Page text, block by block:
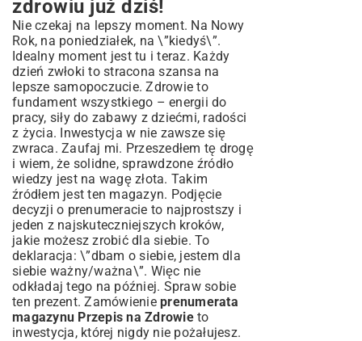
zdrowiu już dziś!
Nie czekaj na lepszy moment. Na Nowy
Rok, na poniedziałek, na \”kiedyś\”.
Idealny moment jest tu i teraz. Każdy
dzień zwłoki to stracona szansa na
lepsze samopoczucie. Zdrowie to
fundament wszystkiego – energii do
pracy, siły do zabawy z dziećmi, radości
z życia. Inwestycja w nie zawsze się
zwraca. Zaufaj mi. Przeszedłem tę drogę
i wiem, że solidne, sprawdzone źródło
wiedzy jest na wagę złota. Takim
źródłem jest ten magazyn. Podjęcie
decyzji o prenumeracie to najprostszy i
jeden z najskuteczniejszych kroków,
jakie możesz zrobić dla siebie. To
deklaracja: \”dbam o siebie, jestem dla
siebie ważny/ważna\”. Więc nie
odkładaj tego na później. Spraw sobie
ten prezent. Zamówienie prenumerata
magazynu Przepis na Zdrowieto
inwestycja, której nigdy nie pożałujesz.